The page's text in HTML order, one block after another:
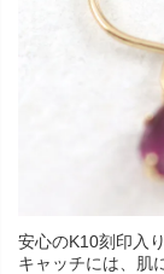
安心のK10刻印入り
キャッチには、肌